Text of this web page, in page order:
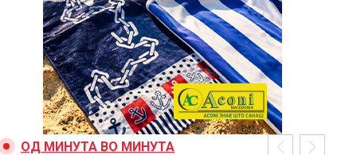
ОД МИНУТА ВО МИНУТА